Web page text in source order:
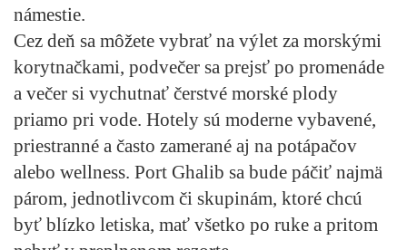
námestie.
Cez deň sa môžete vybrať na výlet za morskými
korytnačkami, podvečer sa prejsť po promenáde
a večer si vychutnať čerstvé morské plody
priamo pri vode. Hotely sú moderne vybavené,
priestranné a často zamerané aj na potápačov
alebo wellness. Port Ghalib sa bude páčiť najmä
párom, jednotlivcom či skupinám, ktoré chcú
byť blízko letiska, mať všetko po ruke a pritom